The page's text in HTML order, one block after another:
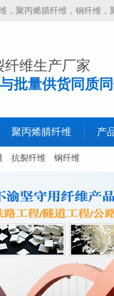
，聚丙烯腈纤维，钢纤维，
纤维生产厂家
批量供货同质
聚丙烯腈纤维 产
抗裂纤维 钢纤维